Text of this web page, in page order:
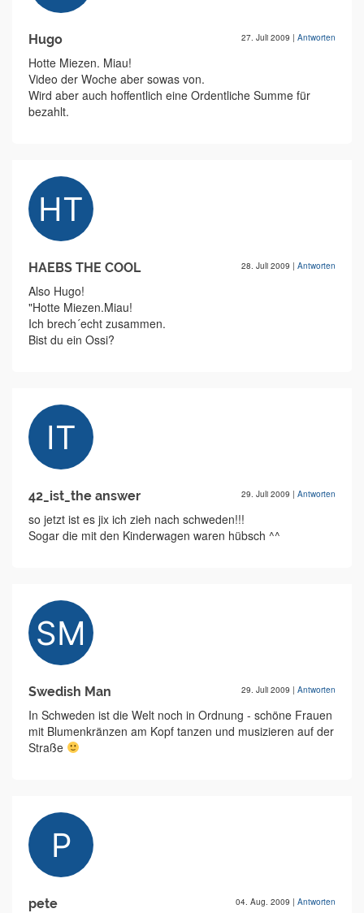
Hugo 27. Juli 2009 | Antworten
Hotte Miezen. Miau!
Video der Woche aber sowas von.
Wird aber auch hoffentlich eine Ordentliche Summe für
bezahlt.
HAEBS THE COOL 28. Juli 2009 | Antworten
Also Hugo!
"Hotte Miezen.Miau!
Ich brech´echt zusammen.
Bist du ein Ossi?
42_ist_the answer 29. Juli 2009 | Antworten
so jetzt ist es jix ich zieh nach schweden!!!
Sogar die mit den Kinderwagen waren hübsch ^^
Swedish Man 29. Juli 2009 | Antworten
In Schweden ist die Welt noch in Ordnung - schöne Frauen
mit Blumenkränzen am Kopf tanzen und musizieren auf der
Straße
pete 04. Aug. 2009 | Antworten